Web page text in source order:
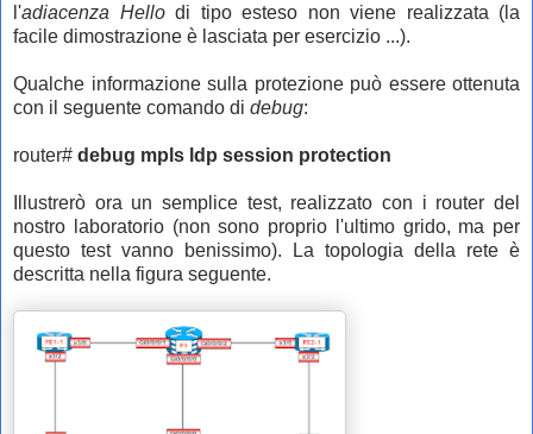
l'adiacenza Hellodi tipo esteso non viene realizzata (la
facile dimostrazione è lasciata per esercizio ...).
Qualche informazione sulla protezione può essere ottenuta
con il seguente comando di debug:
router# debug mpls ldp session protection
Illustrerò ora un semplice test, realizzato con i router del
nostro laboratorio (non sono proprio l'ultimo grido, ma per
questo test vanno benissimo). La topologia della rete è
descritta nella figura seguente.